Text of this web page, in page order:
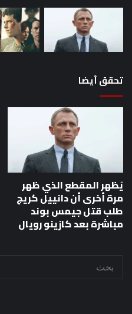
تحقق أيضا
يُظهر المقطع الذي ظهر
مرة أخرى أن دانييل كريج
طلب قتل جيمس بوند
مباشرة بعد كازينو رويال